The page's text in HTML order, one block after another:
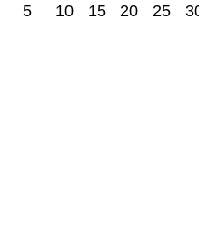
5 10 15 20 25 30